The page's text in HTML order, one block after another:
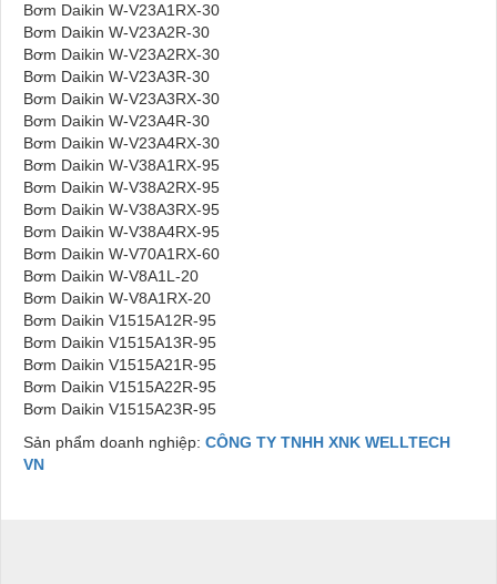
Bơm Daikin W-V23A1RX-30
Bơm Daikin W-V23A2R-30
Bơm Daikin W-V23A2RX-30
Bơm Daikin W-V23A3R-30
Bơm Daikin W-V23A3RX-30
Bơm Daikin W-V23A4R-30
Bơm Daikin W-V23A4RX-30
Bơm Daikin W-V38A1RX-95
Bơm Daikin W-V38A2RX-95
Bơm Daikin W-V38A3RX-95
Bơm Daikin W-V38A4RX-95
Bơm Daikin W-V70A1RX-60
Bơm Daikin W-V8A1L-20
Bơm Daikin W-V8A1RX-20
Bơm Daikin V1515A12R-95
Bơm Daikin V1515A13R-95
Bơm Daikin V1515A21R-95
Bơm Daikin V1515A22R-95
Bơm Daikin V1515A23R-95
Sản phẩm doanh nghiệp: CÔNG TY TNHH XNK WELLTECH
VN